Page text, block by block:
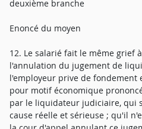
deuxième branche
Enoncé du moyen
12. Le salarié fait le même grief
l'annulation du jugement de
l'employeur prive de fondement
pour motif économique
par le liquidateur judiciaire, qui
cause réelle et sérieuse ; qu'il